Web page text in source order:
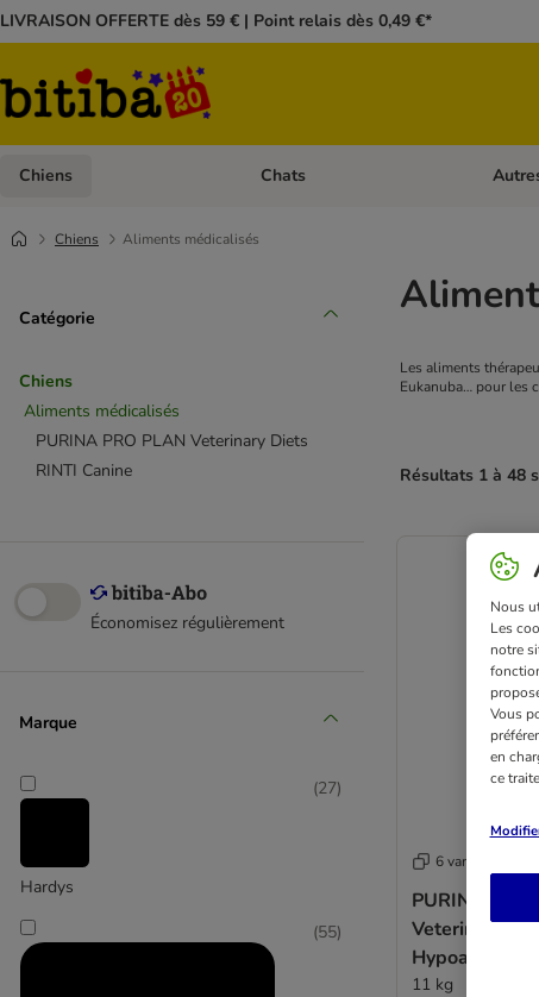
LIVRAISON OFFERTE dès 59 € | Point relais dès 0,49 €*
Chiens Dérouler les catégories: Chiens
Chats
Chiens Aliments médicalisés
Catégorie
Chiens
Aliments médicalisés
PURINA PRO PLAN Veterinary Diets
RINTI Canine
Économisez régulièrement
Marque
Hardys
(27)
(55)
Les aliments
Eukanuba… pour les
Résultats 1 à 48
6 variantes
PURINA PRO
Veterinary
Hypoallergenic
11 kg
Nous
Les
notre
Vous
en
ce